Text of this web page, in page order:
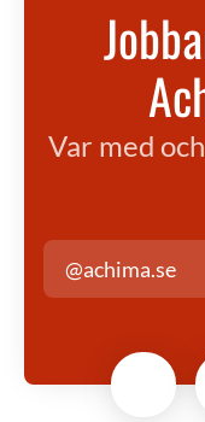
Var med
@achima.se